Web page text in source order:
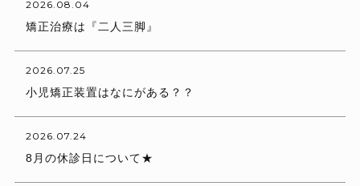
2026.08.04
矯正治療は『二人三脚』
2026.07.25
小児矯正装置はなにがある？？
2026.07.24
8月の休診日について★